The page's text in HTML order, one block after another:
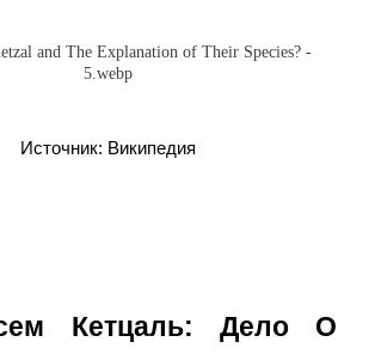
Источник: Википедия
Кетцаль: Дело О